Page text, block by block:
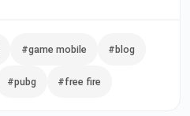
#game mobile #blog
#pubg #free fire